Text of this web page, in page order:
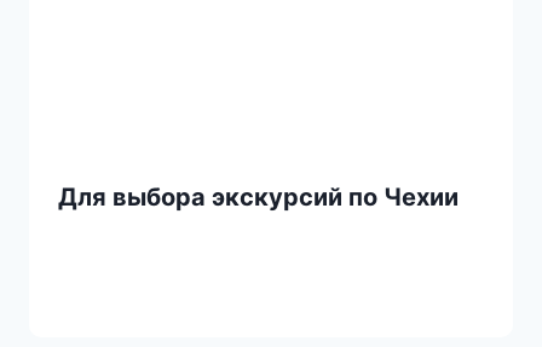
Для выбора экскурсий по Чехии